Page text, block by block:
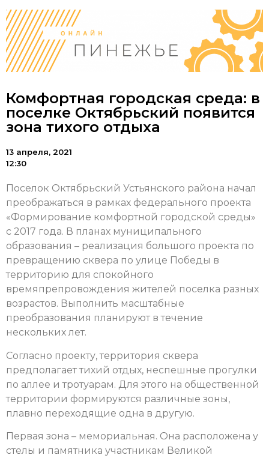
Комфортная городская среда: в
поселке Октябрьский появится
зона тихого отдыха
13 апреля, 2021
12:30
Поселок Октябрьский Устьянского района начал
преображаться в рамках федерального проекта
«Формирование комфортной городской среды»
с 2017 года. В планах муниципального
образования – реализация большого проекта по
превращению сквера по улице Победы в
территорию для спокойного
времяпрепровождения жителей поселка разных
возрастов. Выполнить масштабные
преобразования планируют в течение
нескольких лет.
Согласно проекту, территория сквера
предполагает тихий отдых, неспешные прогулки
по аллее и тротуарам. Для этого на общественной
территории формируются различные зоны,
плавно переходящие одна в другую.
Первая зона – мемориальная. Она расположена у
стелы и памятника участникам Великой